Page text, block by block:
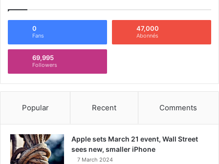
0
Fans
47,000
Abonnés
69,995
Followers
Popular Recent Comments
Apple sets March 21 event, Wall Street
sees new, smaller iPhone
7 March 2024